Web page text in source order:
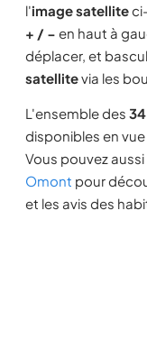
l'image satellite
+ / − en haut à
déplacer, et
satellitevia les
L'ensemble des
disponibles en
Vous pouvez
Omont pour
et les avis des